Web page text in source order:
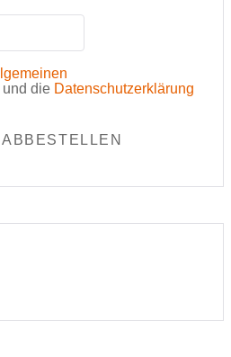
und die Datenschutzerklärung
ABBESTELLEN